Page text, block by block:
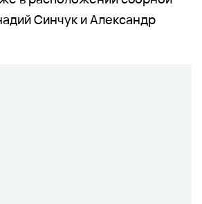
Синчук и Александр